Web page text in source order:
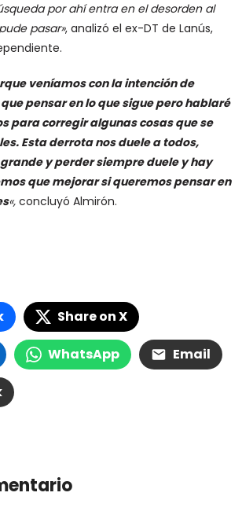
por ahí entra en el desorden al
pasar», analizó el ex-DT de Lanús,
veníamos con la intención de
pensar en lo que sigue pero hablaré
para corregir algunas cosas que se
Esta derrota nos duele a todos,
y perder siempre duele y hay
que mejorar si queremos pensar en
«,concluyó Almirón.
Share on X
WhatsApp Email